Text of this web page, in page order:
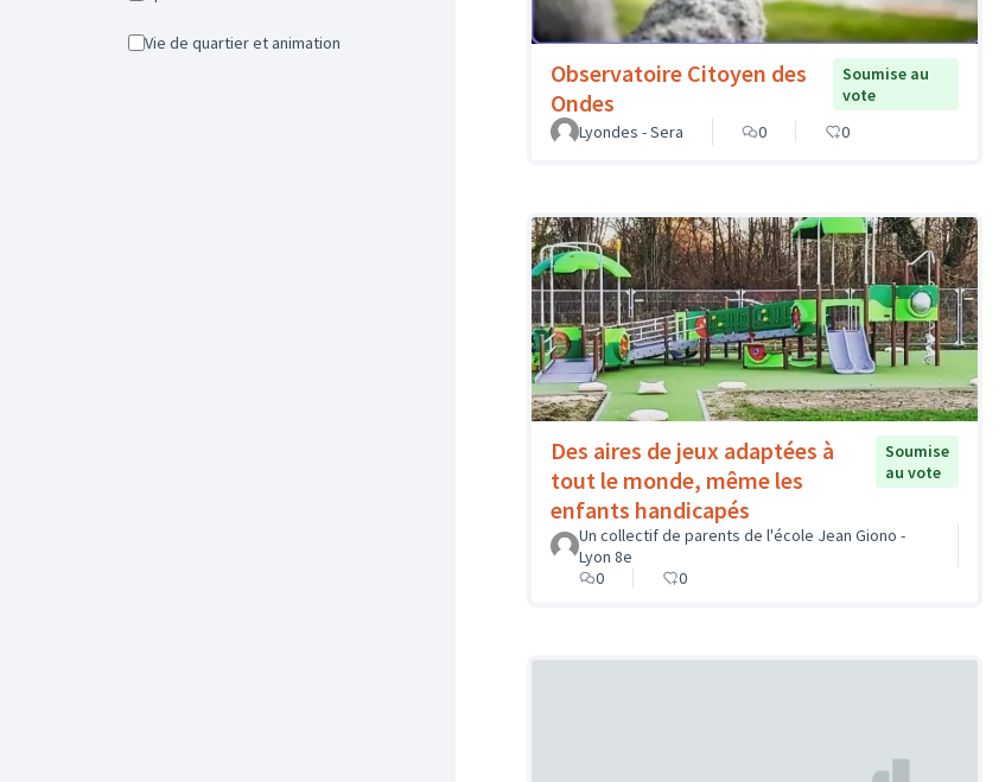
Vie de quartier et animation
Observatoire Citoyen des
Ondes
Soumise au
vote
Lyondes - Sera
0 0
Des aires de jeux adaptées à
tout le monde, même les
enfants handicapés
Soumise
au vote
Un collectif de parents de l'école Jean Giono -
Lyon 8e
0
0